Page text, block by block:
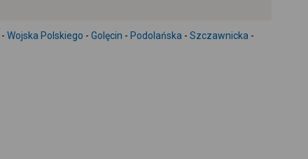
-
- Wojska Polskiego - Golęcin - Podolańska - Szczawnicka -